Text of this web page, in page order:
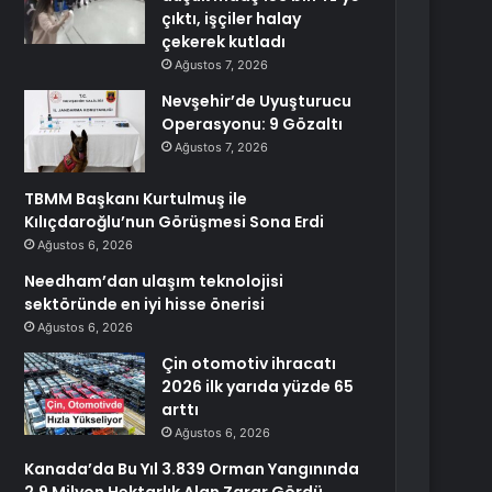
çıktı, işçiler halay
çekerek kutladı
Ağustos 7, 2026
Nevşehir’de Uyuşturucu
Operasyonu: 9 Gözaltı
Ağustos 7, 2026
TBMM Başkanı Kurtulmuş ile
Kılıçdaroğlu’nun Görüşmesi Sona Erdi
Ağustos 6, 2026
Needham’dan ulaşım teknolojisi
sektöründe en iyi hisse önerisi
Ağustos 6, 2026
Çin otomotiv ihracatı
2026 ilk yarıda yüzde 65
arttı
Ağustos 6, 2026
Kanada’da Bu Yıl 3.839 Orman Yangınında